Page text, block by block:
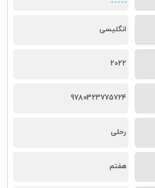
انگلیسی
2022
9780323775724
رحلی
هفتم